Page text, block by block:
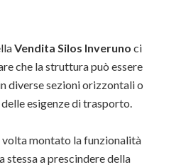
Vendita Silos Inveruno ci
che la struttura può essere
diverse sezioni orizzontali o
esigenze di trasporto.
volta montato la funzionalità
stessa a prescindere della